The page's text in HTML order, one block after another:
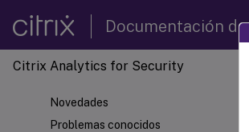
Documentación
Citrix Analytics for Security
Novedades
Problemas conocidos